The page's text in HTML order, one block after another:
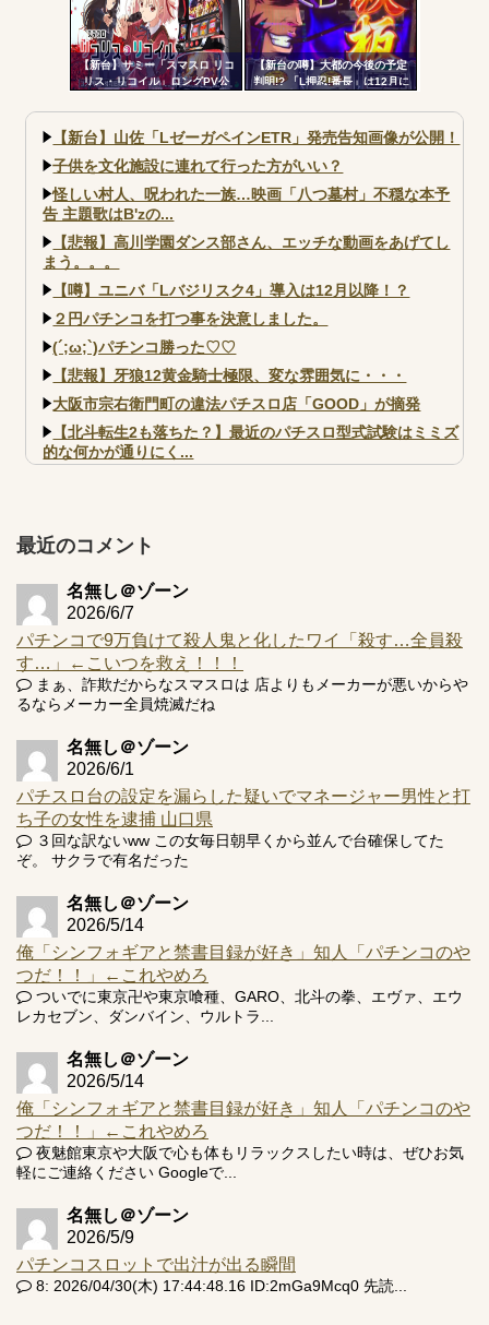
がられてますよ
【新台】サミー「スマスロ リコ
リス・リコイル」ロングPV公
せよ！！！
【新台の噂】大都の今後の予定
判明!? 「L押忍!番長」は12月に
【新台】山佐「LゼーガペインETR」発売告知画像が公開！
子供を文化施設に連れて行った方がいい？
怪しい村人、呪われた一族…映画「八つ墓村」不穏な本予
告 主題歌はB'zの...
【悲報】高川学園ダンス部さん、エッチな動画をあげてし
まう。。。
【噂】ユニバ「Lバジリスク4」導入は12月以降！？
２円パチンコを打つ事を決意しました。
(´;ω;`)パチンコ勝った♡♡
【悲報】牙狼12黄金騎士極限、変な雰囲気に・・・
大阪市宗右衛門町の違法パチスロ店「GOOD」が摘発
【北斗転生2も落ちた？】最近のパチスロ型式試験はミミズ
的な何かが通りにく...
井の軽い絆？
Powered by livedoor 相互RSS
最近のコメント
名無し＠ゾーン
2026/6/7
パチンコで9万負けて殺人鬼と化したワイ「殺す…全員殺
す…」←こいつを救え！！！
まぁ、詐欺だからなスマスロは 店よりもメーカーが悪いからや
るならメーカー全員焼滅だね
名無し＠ゾーン
2026/6/1
パチスロ台の設定を漏らした疑いでマネージャー男性と打
ち子の女性を逮捕 山口県
３回な訳ないww この女毎日朝早くから並んで台確保してた
ぞ。 サクラで有名だった
名無し＠ゾーン
2026/5/14
俺「シンフォギアと禁書目録が好き」知人「パチンコのや
つだ！！」←これやめろ
ついでに東京卍や東京喰種、GARO、北斗の拳、エヴァ、エウ
レカセブン、ダンバイン、ウルトラ...
名無し＠ゾーン
2026/5/14
俺「シンフォギアと禁書目録が好き」知人「パチンコのや
つだ！！」←これやめろ
夜魅館東京や大阪で心も体もリラックスしたい時は、ぜひお気
軽にご連絡ください Googleで...
名無し＠ゾーン
2026/5/9
パチンコスロットで出汁が出る瞬間
8: 2026/04/30(木) 17:44:48.16 ID:2mGa9Mcq0 先読...